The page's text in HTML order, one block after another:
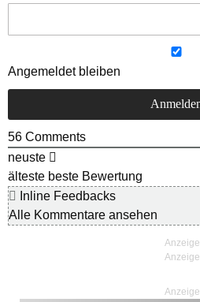
Angemeldet bleiben
56 Comments
neuste
älteste beste Bewertung
Inline Feedbacks
Alle Kommentare ansehen
Anzeige